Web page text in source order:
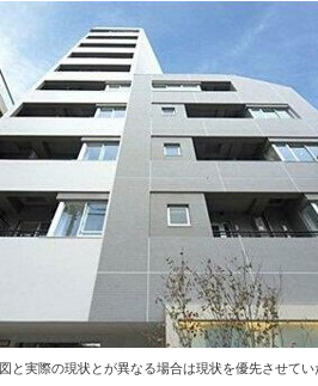
と実際の現状とが異なる場合は現状を優先させてい